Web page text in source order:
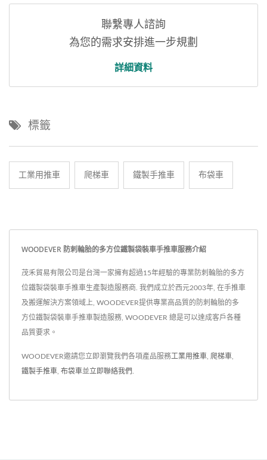
聯繫專人諮詢
為您的需求安排進一步規劃
詳細資料
標籤
工業用推車 爬梯車 鐵製手推車 布袋車
WOODEVER 防刺輪胎的多方位鐵製袋裝車手推車服務介紹
茂禾貿易有限公司是台灣一家擁有超過15年經驗的專業防刺輪胎的多方
位鐵製袋裝車手推車生產製造服務商. 我們成立於西元2003年, 在手推車
及搬運解決方案領域上, WOODEVER提供專業高品質的防刺輪胎的多
方位鐵製袋裝車手推車製造服務, WOODEVER 總是可以達成客戶各種
品質要求。
WOODEVER邀請您立即瀏覽我們各項產品服務 工業用推車 爬梯車
鐵製手推車 布袋車並立即聯絡我們